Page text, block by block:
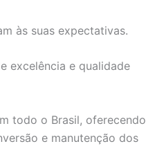
às suas expectativas.
excelência e qualidade
todo o Brasil, oferecendo
e manutenção dos